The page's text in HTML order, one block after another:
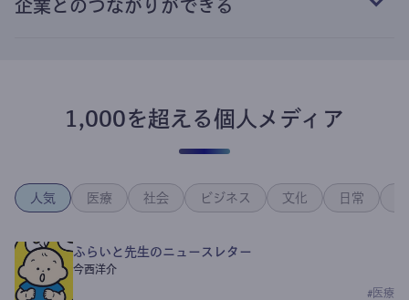
企業とのつながりができる
1,000を超える個人メディア
人気 医療 社会 ビジネス 文化 日常
ふらいと先生のニュースレター
今西洋介
# 医療